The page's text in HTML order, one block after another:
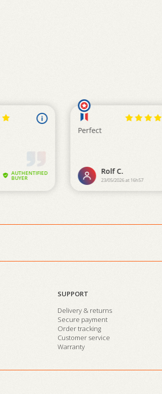
SUPPORT
Delivery & returns
Secure payment
Order tracking
Customer service
Warranty